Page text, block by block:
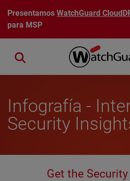
Pasar al contenido principal
PresentamosWatchGuard
para MSP
Close search
Infografía -
Security
Get the